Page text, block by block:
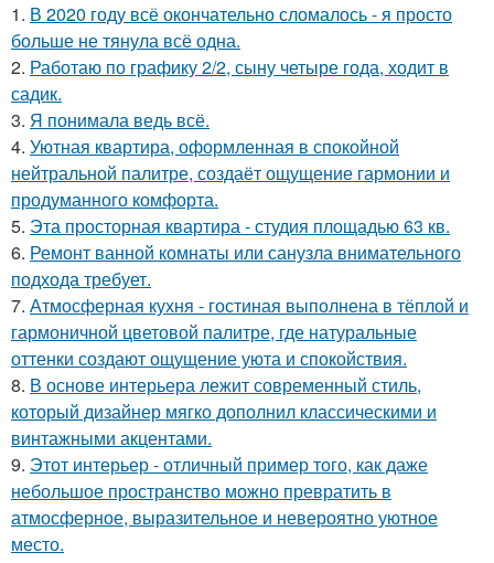
1. В 2020 году всё окончательно сломалось - я просто
больше не тянула всё одна.
2. Работаю по графику 2/2, сыну четыре года, ходит в
садик.
3. Я понимала ведь всё.
4. Уютная квартира, оформленная в спокойной
нейтральной палитре, создаёт ощущение гармонии и
продуманного комфорта.
5. Эта просторная квартира - студия площадью 63 кв.
6. Ремонт ванной комнаты или санузла внимательного
подхода требует.
7. Атмосферная кухня - гостиная выполнена в тёплой и
гармоничной цветовой палитре, где натуральные
оттенки создают ощущение уюта и спокойствия.
8. В основе интерьера лежит современный стиль,
который дизайнер мягко дополнил классическими и
винтажными акцентами.
9. Этот интерьер - отличный пример того, как даже
небольшое пространство можно превратить в
атмосферное, выразительное и невероятно уютное
место.